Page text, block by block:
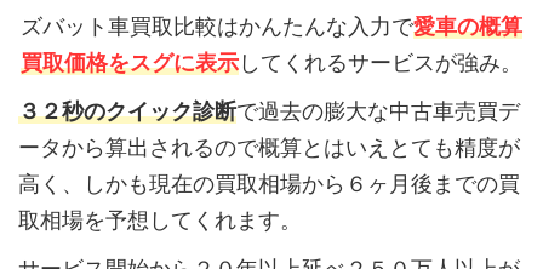
ズバット車買取比較はかんたんな入力で愛車の概算
買取価格をスグに表示してくれるサービスが強み。
３２秒のクイック診断で過去の膨大な中古車売買デ
ータから算出されるので概算とはいえとても精度が
高く、しかも現在の買取相場から６ヶ月後までの買
取相場を予想してくれます。